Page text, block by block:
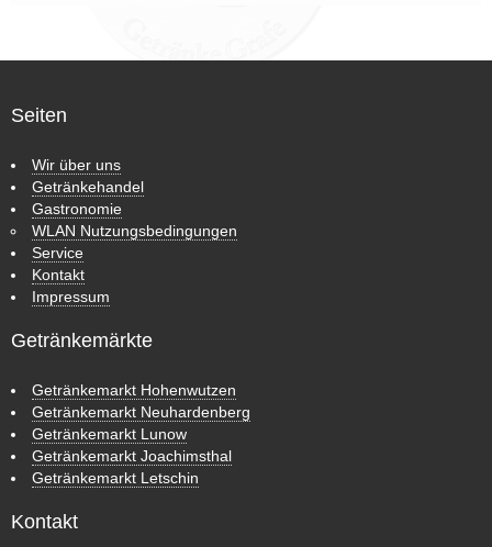
Seiten
Wir über uns
Getränkehandel
Gastronomie
WLAN Nutzungsbedingungen
Service
Kontakt
Impressum
Getränkemärkte
Getränkemarkt Hohenwutzen
Getränkemarkt Neuhardenberg
Getränkemarkt Lunow
Getränkemarkt Joachimsthal
Getränkemarkt Letschin
Kontakt